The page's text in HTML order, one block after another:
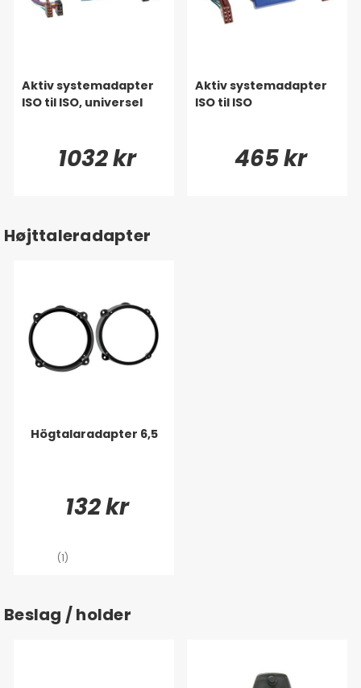
Aktiv systemadapter
ISO til ISO, universel
1032 kr
Aktiv systemadapter
ISO til ISO
465 kr
Højttaleradapter
Högtalaradapter 6,5
132 kr
(1)
Beslag / holder